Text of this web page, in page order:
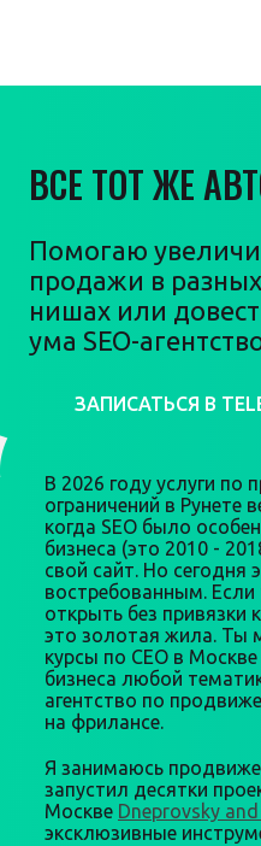
ВСЕ ТОТ ЖЕ
Помогаю
продажи в разных
нишах или
ума SEO-
ЗАПИСАТЬСЯ В
В 2026 году услуги по
ограничений в Рунете
когда SEO было
бизнеса (это 2010 -
свой сайт. Но сегодня
востребованным.
открыть без привязки
это золотая жила. Ты
курсы по СЕО в Москве
бизнеса любой
агентство по
на фрилансе.
Я занимаюсь
запустил десятки
Москве Dneprovsky
эксклюзивные